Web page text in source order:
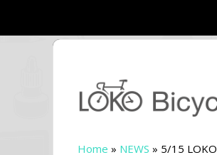
Home » NEWS » 5/15 LOKO